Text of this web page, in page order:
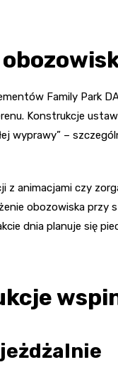
Family Park
Konstrukcje
wyprawy” –
z animacjami czy
obozowiska
dnia planuje się